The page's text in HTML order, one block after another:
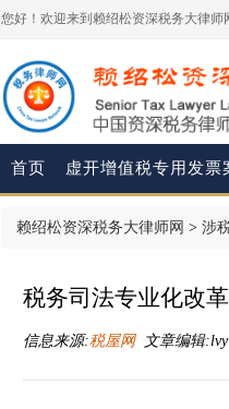
您好！欢迎来到赖绍松资深税务大律
首页 虚开增值税专用发票
赖绍松资深税务大律师网 > 涉
税务司法专业化改
信息来源:税屋网文章编辑:lvy